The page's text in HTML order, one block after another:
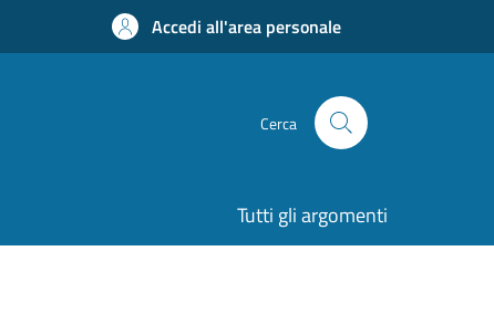
Accedi all'area personale
Cerca
Tutti gli argomenti